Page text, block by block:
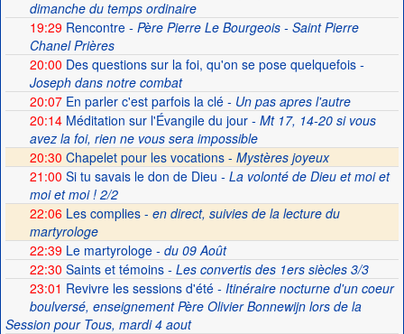
dimanche du temps ordinaire
19:29Rencontre- Père Pierre Le Bourgeois - Saint Pierre
Chanel Prières
20:00 Des questions sur la foi, qu'on se pose quelquefois-
Joseph dans notre combat
20:07En parler c'est parfois la clé- Un pas apres l'autre
20:14Méditation sur l'Évangile du jour- Mt 17, 14-20 si vous
avez la foi, rien ne vous sera impossible
20:30 Chapelet pour les vocations - Mystères joyeux
21:00 Si tu savais le don de Dieu - La volonté de Dieu et moi et
moi et moi ! 2/2
22:06 Les complies - en direct, suivies de la lecture du
martyrologe
22:39Le martyrologe- du 09 Août
22:30 Saints et témoins- Les convertis des 1ers siècles 3/3
23:01 Revivre les sessions d'été- Itinéraire nocturne d'un coeur
boulversé, enseignement Père Olivier Bonnewijn lors de la
Session pour Tous, mardi 4 aout